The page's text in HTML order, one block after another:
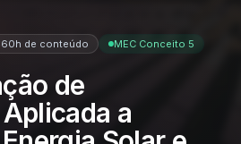
de conteúdo MEC Conceito 5
de
a